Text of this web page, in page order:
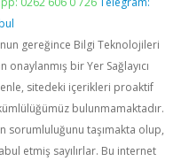
gereğince Bilgi Teknolojileri
bir Yer Sağlayıcı
sitedeki içerikleri proaktif
bulunmamaktadır.
sorumluluğunu taşımakta olup,
etmiş sayılırlar. Bu internet